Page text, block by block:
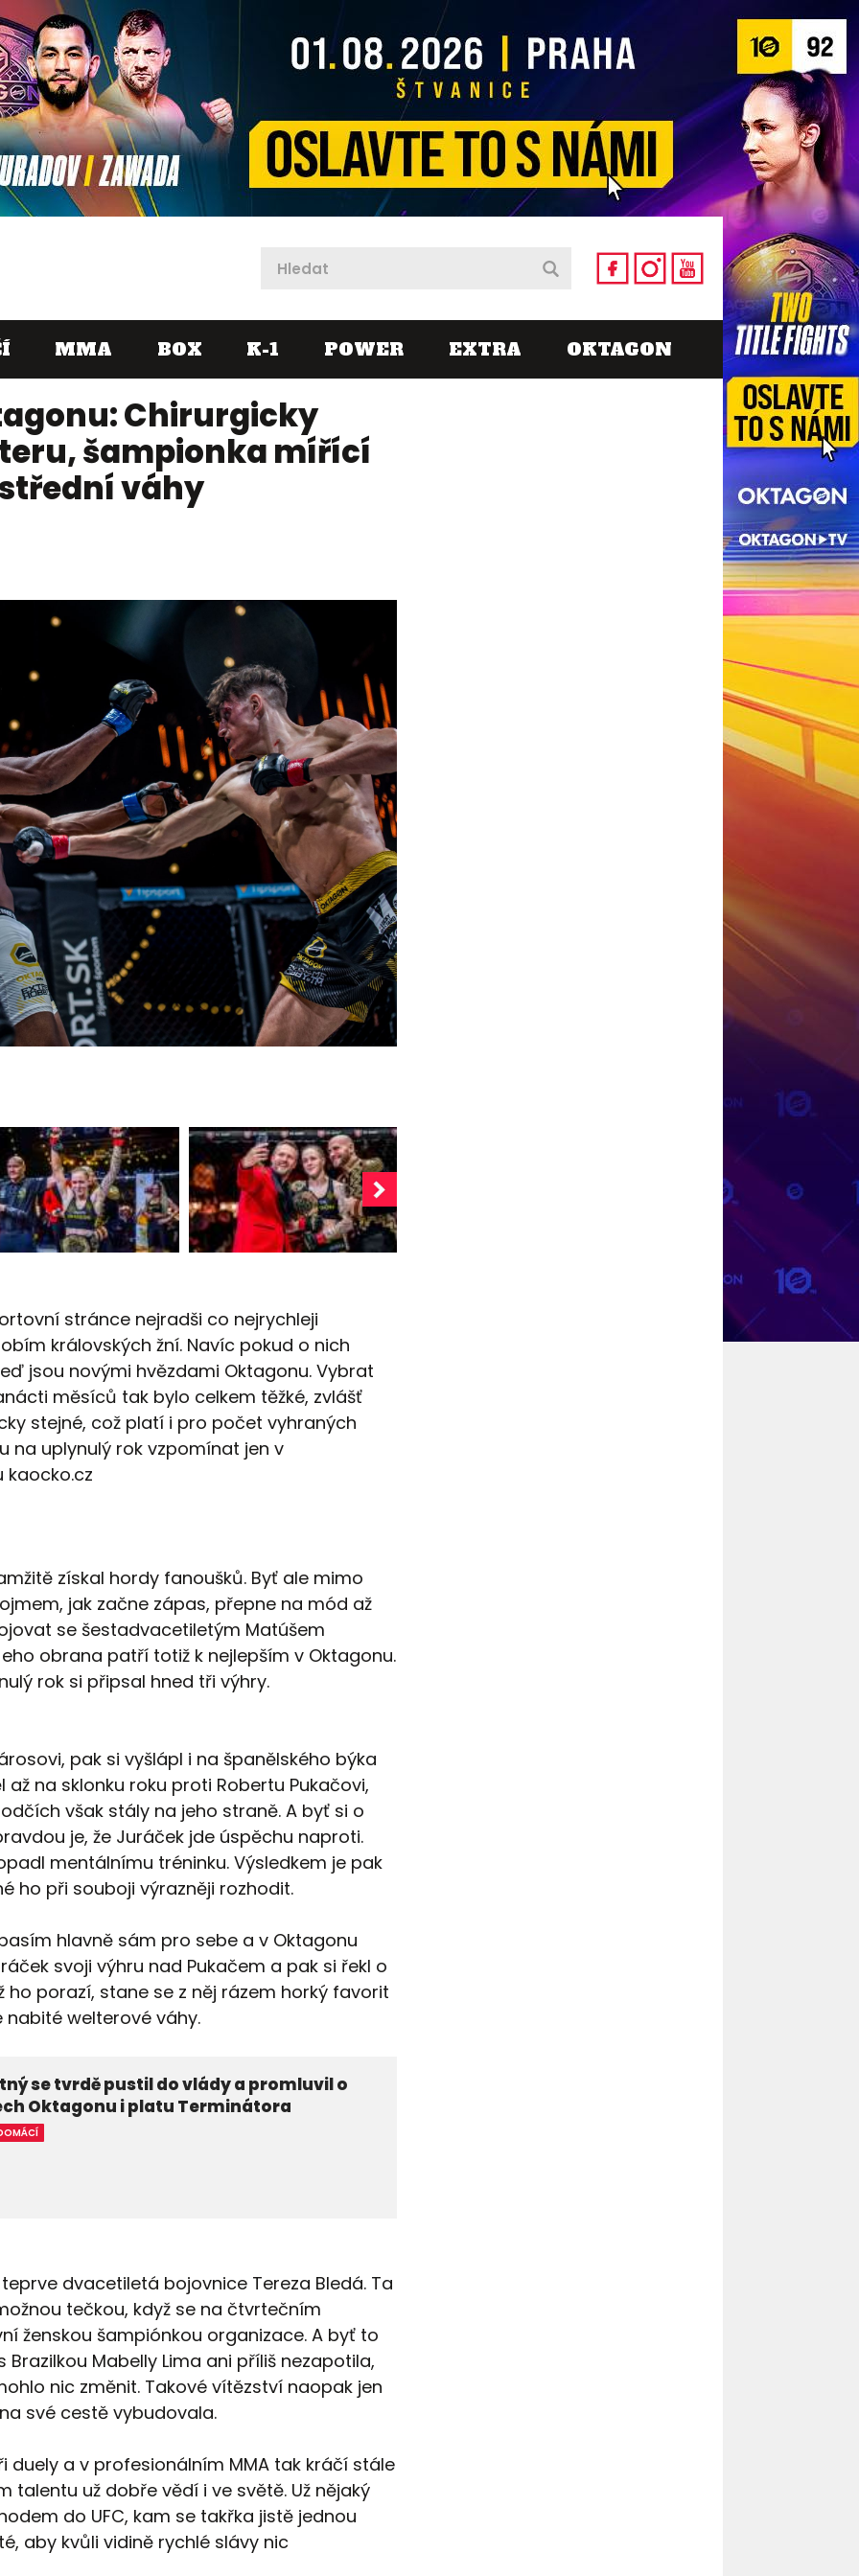
MMA BOX K-1 POWER EXTRA OKTAGON
Chirurgicky
šampionka mířící
váhy
stránce nejradši co nejrychleji
královských žní. Navíc pokud o nich
jsou novými hvězdami Oktagonu. Vybrat
měsíců tak bylo celkem těžké, zvlášť
stejné, což platí i pro počet vyhraných
na uplynulý rok vzpomínat jen v
kaocko.cz
získal hordy fanoušků. Byť ale mimo
jak začne zápas, přepne na mód až
se šestadvacetiletým Matúšem
obrana patří totiž k nejlepším v Oktagonu.
rok si připsal hned tři výhry.
pak si vyšlápl i na španělského býka
na sklonku roku proti Robertu Pukačovi,
však stály na jeho straně. A byť si o
je, že Juráček jde úspěchu naproti.
mentálnímu tréninku. Výsledkem je pak
ho při souboji výrazněji rozhodit.
hlavně sám pro sebe a v Oktagonu
svoji výhru nad Pukačem a pak si řekl o
ho porazí, stane se z něj rázem horký favorit
welterové váhy.
se tvrdě pustil do vlády a promluvil o
Oktagonu i platu Terminátora
dvacetiletá bojovnice Tereza Bledá. Ta
tečkou, když se na čtvrtečním
ženskou šampiónkou organizace. A byť to
Mabelly Lima ani příliš nezapotila,
nic změnit. Takové vítězství naopak jen
své cestě vybudovala.
duely a v profesionálním MMA tak kráčí stále
talentu už dobře vědí i ve světě. Už nějaký
do UFC, kam se takřka jistě jednou
aby kvůli vidině rychlé slávy nic